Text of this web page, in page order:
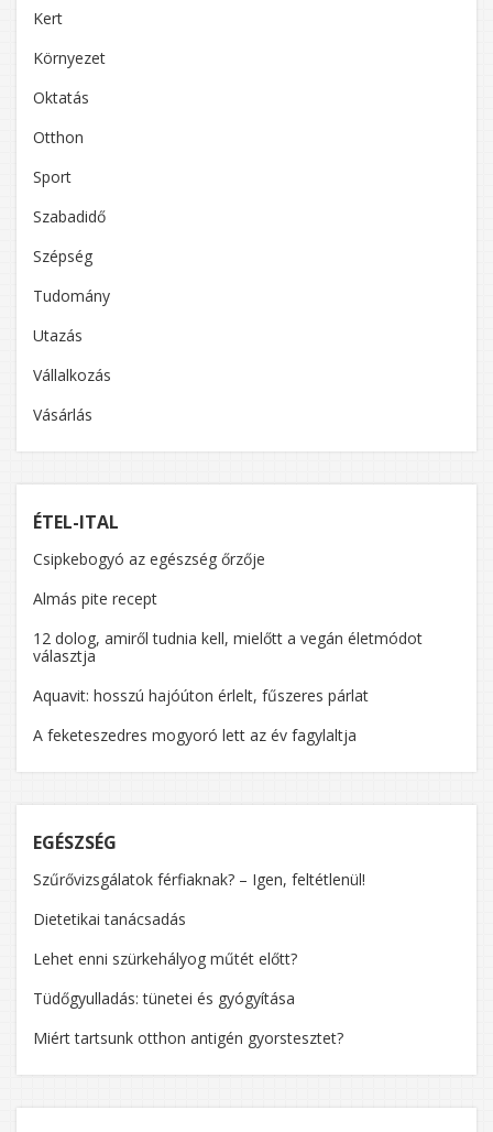
Kert
Környezet
Oktatás
Otthon
Sport
Szabadidő
Szépség
Tudomány
Utazás
Vállalkozás
Vásárlás
ÉTEL-ITAL
Csipkebogyó az egészség őrzője
Almás pite recept
12 dolog, amiről tudnia kell, mielőtt a vegán életmódot
választja
Aquavit: hosszú hajóúton érlelt, fűszeres párlat
A feketeszedres mogyoró lett az év fagylaltja
EGÉSZSÉG
Szűrővizsgálatok férfiaknak? – Igen, feltétlenül!
Dietetikai tanácsadás
Lehet enni szürkehályog műtét előtt?
Tüdőgyulladás: tünetei és gyógyítása
Miért tartsunk otthon antigén gyorstesztet?